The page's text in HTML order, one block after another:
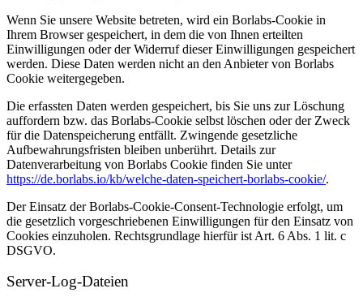
Wenn Sie unsere Website betreten, wird ein Borlabs-Cookie in
Ihrem Browser gespeichert, in dem die von Ihnen erteilten
Einwilligungen oder der Widerruf dieser Einwilligungen gespeichert
werden. Diese Daten werden nicht an den Anbieter von Borlabs
Cookie weitergegeben.
Die erfassten Daten werden gespeichert, bis Sie uns zur Löschung
auffordern bzw. das Borlabs-Cookie selbst löschen oder der Zweck
für die Datenspeicherung entfällt. Zwingende gesetzliche
Aufbewahrungsfristen bleiben unberührt. Details zur
Datenverarbeitung von Borlabs Cookie finden Sie unter
https://de.borlabs.io/kb/welche-daten-speichert-borlabs-cookie/.
Der Einsatz der Borlabs-Cookie-Consent-Technologie erfolgt, um
die gesetzlich vorgeschriebenen Einwilligungen für den Einsatz von
Cookies einzuholen. Rechtsgrundlage hierfür ist Art. 6 Abs. 1 lit. c
DSGVO.
Server-Log-Dateien